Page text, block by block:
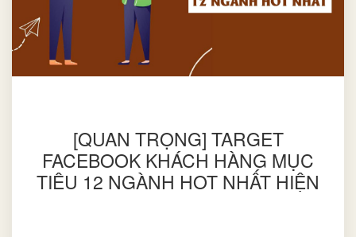
[QUAN TRỌNG] TARGET
FACEBOOK KHÁCH HÀNG MỤC
TIÊU 12 NGÀNH HOT NHẤT HIỆN